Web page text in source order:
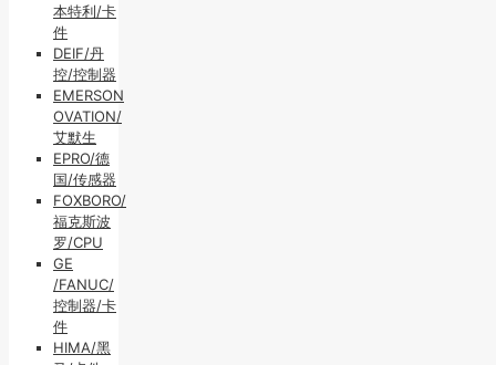
本特利/卡
件
DEIF/丹
控/控制器
EMERSON
OVATION/
艾默生
EPRO/德
国/传感器
FOXBORO/
福克斯波
罗/CPU
GE
/FANUC/
控制器/卡
件
HIMA/黑